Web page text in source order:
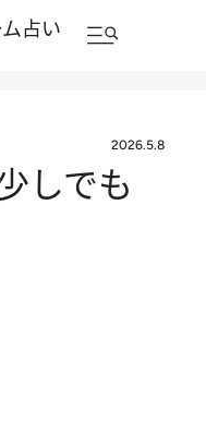
占い
2026.5.8
しでも